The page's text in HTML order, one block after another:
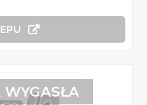
WYGASŁA